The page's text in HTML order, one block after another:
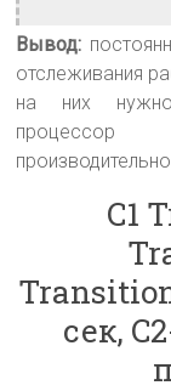
Вывод:
отслеживания
на них
процессор
C1
сек,